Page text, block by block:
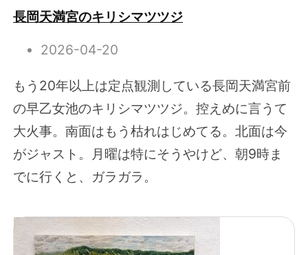
長岡天満宮のキリシマツツジ
2026-04-20
もう20年以上は定点観測している長岡天満宮前
の早乙女池のキリシマツツジ。控えめに言うて
大火事。南面はもう枯れはじめてる。北面は今
がジャスト。月曜は特にそうやけど、朝9時ま
でに行くと、ガラガラ。